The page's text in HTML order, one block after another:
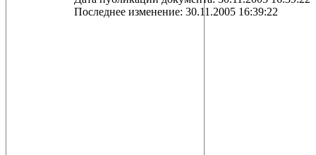
Последнее изменение: 30.11.2005 16:39:22